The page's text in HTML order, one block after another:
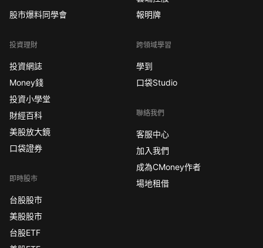
股市爆料同學會
投資理財
投資網誌
Money錢
投資小學堂
財經百科
美股放大鏡
口袋證券
即時股市
台股股市
美股股市
台股ETF
報明牌
跨領域學習
學到
口袋Studio
聯絡我們
客服中心
加入我們
成為CMoney作者
場地租借